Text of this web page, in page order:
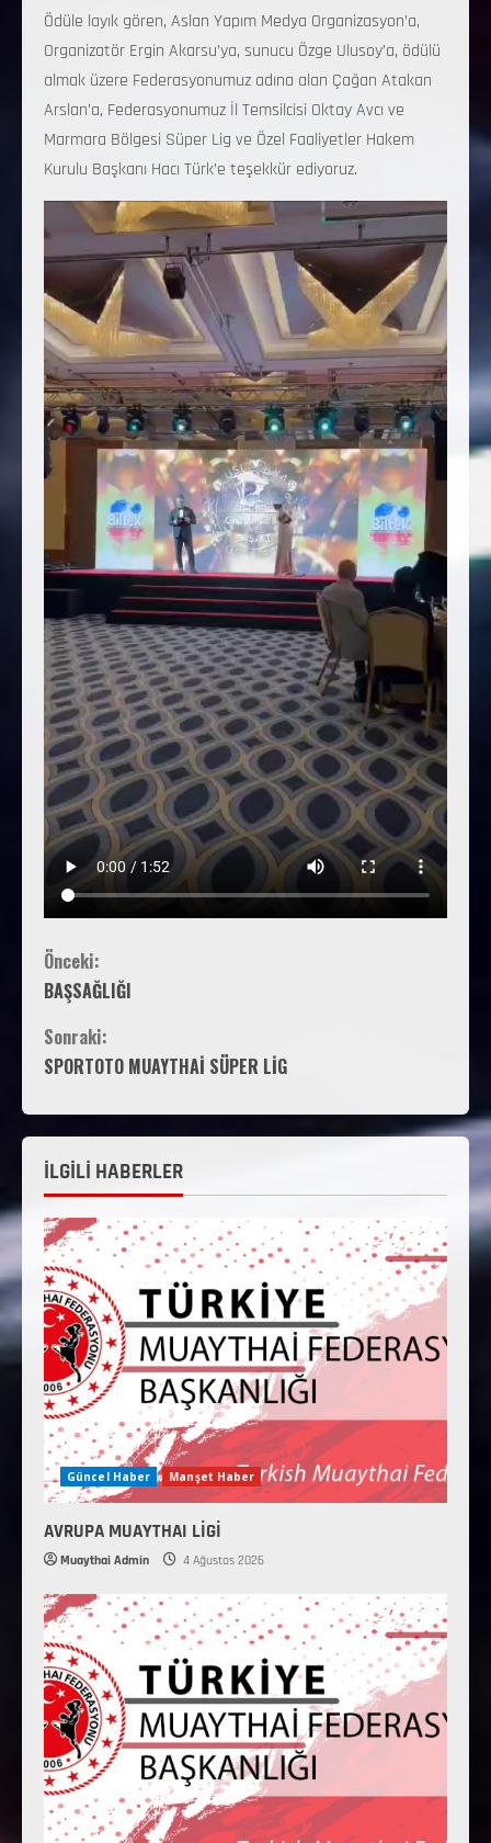
Ödüle layık gören, Aslan Yapım Medya Organizasyon’a,
Organizatör Ergin Akarsu’ya, sunucu Özge Ulusoy’a, ödülü
almak üzere Federasyonumuz adına alan Çağan Atakan
Arslan’a, Federasyonumuz İl Temsilcisi Oktay Avcı ve
Marmara Bölgesi Süper Lig ve Özel Faaliyetler Hakem
Kurulu Başkanı Hacı Türk’e teşekkür ediyoruz.
Önceki:
BAŞSAĞLIĞI
Sonraki:
SPORTOTO MUAYTHAİ SÜPER LİG
İLGİLİ HABERLER
Güncel Haber Manşet Haber
AVRUPA MUAYTHAI LİGİ
Muaythai Admin 4 Ağustos 2026